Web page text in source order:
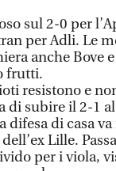
sul 2-0 per
per Adli. Le
anche Bove
frutti.
resistono e
subire il 2-1 al
difesa di casa
Lille.
per i viola,